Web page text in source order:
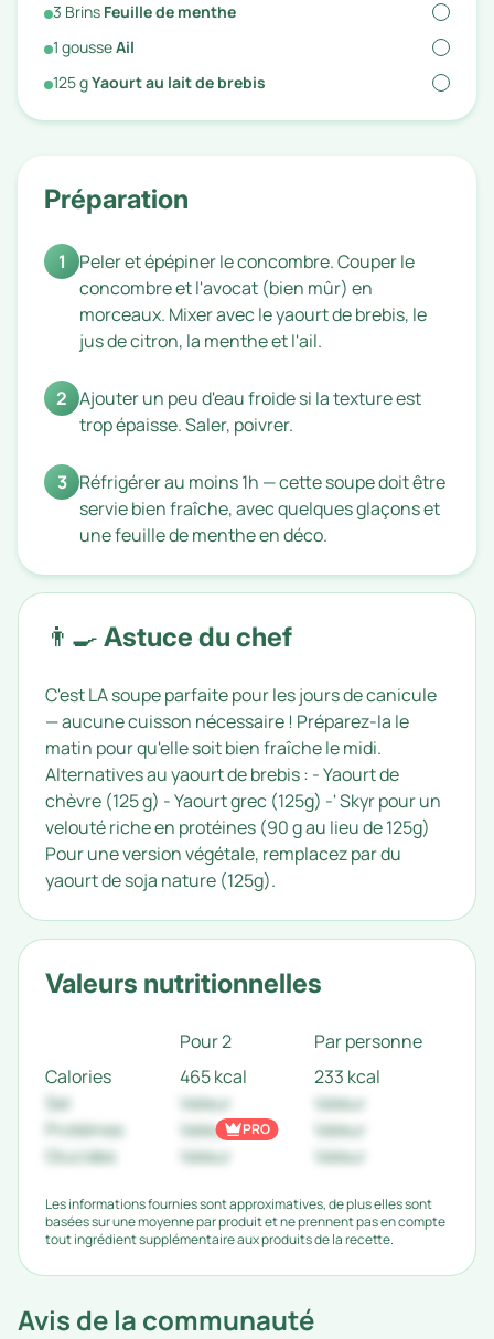
3 Brins Feuille de menthe
1 gousseAil
125gYaourt au lait de brebis
Préparation
1
Peler et épépiner le concombre. Couper le
concombre et l'avocat (bien mûr) en
morceaux. Mixer avec le yaourt de brebis, le
jus de citron, la menthe et l'ail.
2 Ajouter un peu d'eau froide si la texture est
trop épaisse. Saler, poivrer.
3 Réfrigérer au moins 1h — cette soupe doit être
servie bien fraîche, avec quelques glaçons et
une feuille de menthe en déco.
👨‍🍳 Astuce du chef
C'est LA soupe parfaite pour les jours de canicule
— aucune cuisson nécessaire ! Préparez-la le
matin pour qu'elle soit bien fraîche le midi.
Alternatives au yaourt de brebis : - Yaourt de
chèvre (125 g) - Yaourt grec (125g) -' Skyr pour un
velouté riche en protéines (90 g au lieu de 125g)
Pour une version végétale, remplacez par du
yaourt de soja nature (125g).
Valeurs nutritionnelles
Pour 2
Par personne
Calories
465 kcal
233 kcal
Sel
Valeur
Valeur
Protéines
Valeur
Valeur
Glucides
Valeur Valeur
PRO
Les informations fournies sont approximatives, de plus elles sont
basées sur une moyenne par produit et ne prennent pas en compte
tout ingrédient supplémentaire aux produits de la recette.
Avis de la communauté